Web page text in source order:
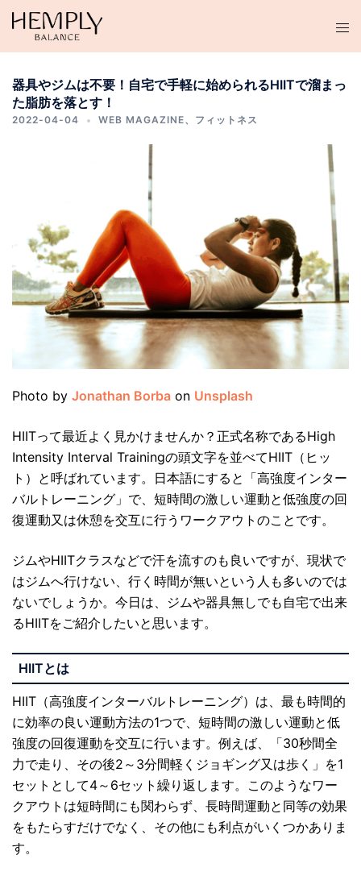
テ
器具やジムは不要！自宅で手軽に始められるHIITで溜まっ
た脂肪を落とす！
2022-04-04 WEB MAGAZINE、 フィットネス
Photo by Jonathan Borba on Unsplash
HIITって最近よく見かけませんか？正式名称であるHigh
Intensity Interval Trainingの頭文字を並べてHIIT（ヒッ
ト）と呼ばれています。日本語にすると「高強度インター
バルトレーニング」で、短時間の激しい運動と低強度の回
復運動又は休憩を交互に行うワークアウトのことです。
ジムやHIITクラスなどで汗を流すのも良いですが、現状で
はジムへ行けない、行く時間が無いという人も多いのでは
ないでしょうか。今日は、ジムや器具無しでも自宅で出来
るHIITをご紹介したいと思います。
HIITとは
HIIT（高強度インターバルトレーニング）は、最も時間的
に効率の良い運動方法の1つで、短時間の激しい運動と低
強度の回復運動を交互に行います。例えば、「30秒間全
力で走り、その後2～3分間軽くジョギング又は歩く」を1
セットとして4～6セット繰り返します。このようなワー
クアウトは短時間にも関わらず、長時間運動と同等の効果
をもたらすだけでなく、その他にも利点がいくつかありま
す。